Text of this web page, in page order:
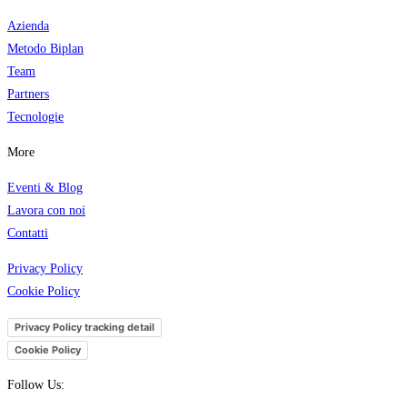
Azienda
Metodo Biplan
Team
Partners
Tecnologie
More
Eventi & Blog
Lavora con noi
Contatti
Privacy Policy
Cookie Policy
Privacy Policy tracking detail
Cookie Policy
Follow Us: